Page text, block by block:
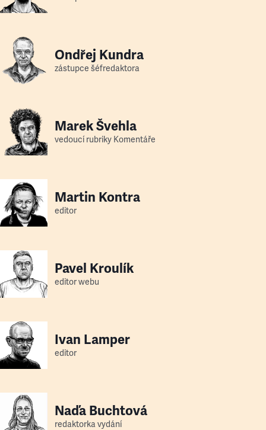
Ondřej Kundra
zástupce šéfredaktora
Marek Švehla
vedoucí rubriky Komentáře
Martin Kontra
editor
Pavel Kroulík
editor webu
Ivan Lamper
editor
Naďa Buchtová
redaktorka vydání